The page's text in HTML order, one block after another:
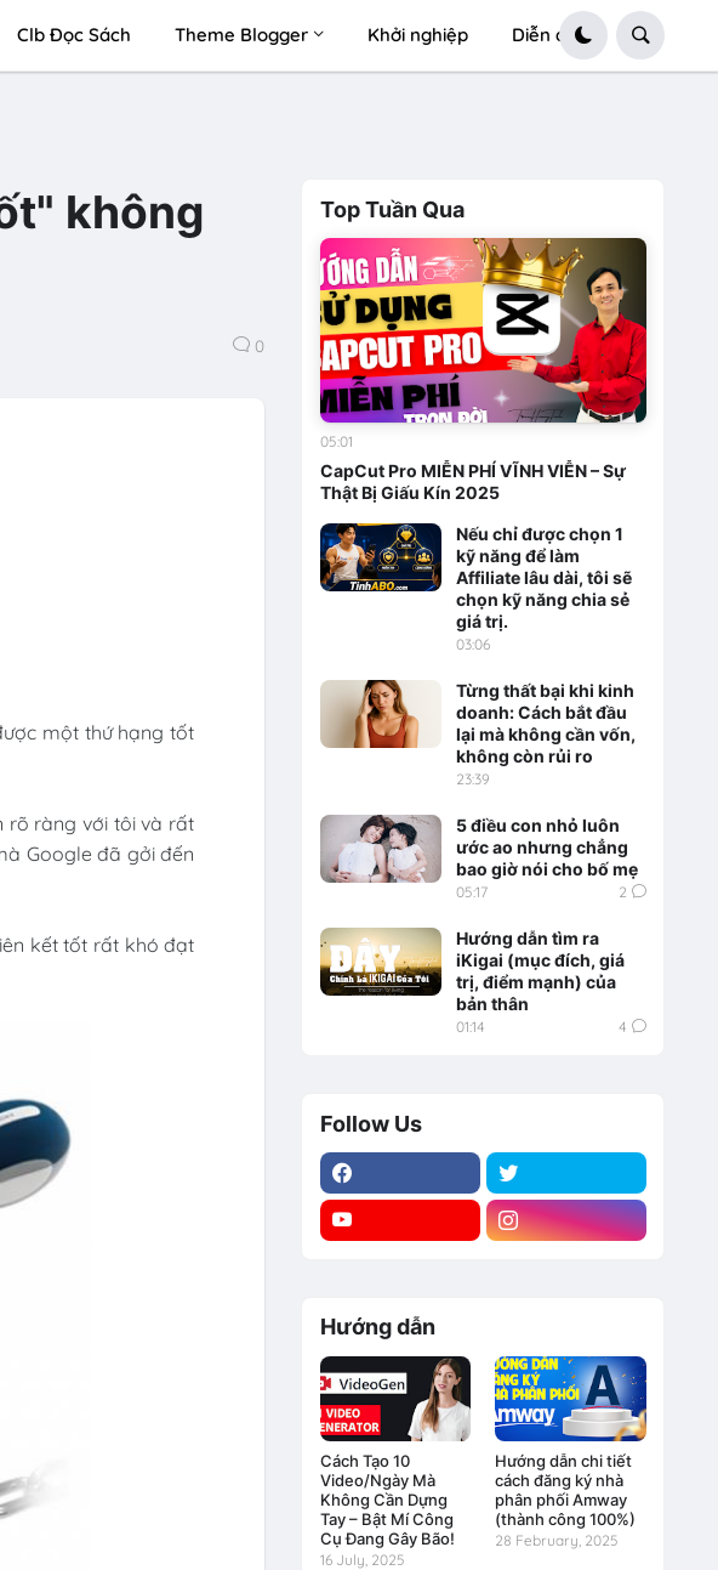
Clb Đọc Sách Theme Blogger Khởi nghiệp Diễn đàn
không
0
một thứ hạng tốt
rõ ràng với tôi và rất
Google đã gởi đến
kết tốt rất khó đạt
Top Tuần Qua
CapCut Pro MIỄN PHÍ VĨNH VIỄN – Sự
Thật Bị Giấu Kín 2025
05:01
Nếu chỉ được chọn 1
kỹ năng để làm
Affiliate lâu dài, tôi sẽ
chọn kỹ năng chia sẻ
giá trị.
03:06
Từng thất bại khi kinh
doanh: Cách bắt đầu
lại mà không cần vốn,
không còn rủi ro
23:39
5 điều con nhỏ luôn
ước ao nhưng chẳng
bao giờ nói cho bố mẹ
05:17 2
Hướng dẫn tìm ra
iKigai (mục đích, giá
trị, điểm mạnh) của
bản thân
01:14 4
Follow Us
Hướng dẫn
Cách Tạo 10
Video/Ngày Mà
Không Cần Dựng
Tay – Bật Mí Công
Cụ Đang Gây Bão!
16 July, 2025
Hướng dẫn chi tiết
cách đăng ký nhà
phân phối Amway
(thành công 100%)
28 February, 2025